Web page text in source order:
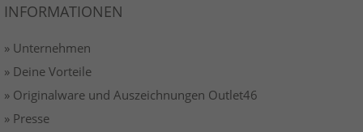
INFORMATIONEN
» Unternehmen
» Deine Vorteile
» Originalware und Auszeichnungen Outlet46
» Presse